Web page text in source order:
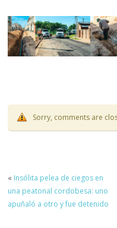
Sorry, comments are
« Insólita pelea de ciegos en
una peatonal cordobesa: uno
apuñaló a otro y fue detenido